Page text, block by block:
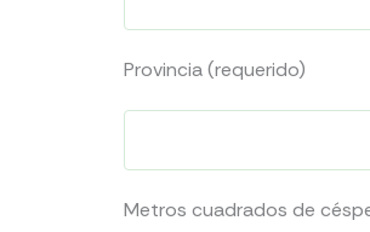
Provincia (requerido)
Metros cuadrados de